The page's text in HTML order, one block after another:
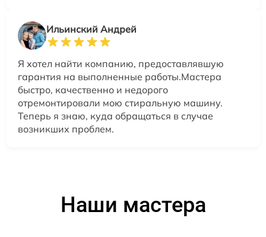
Ильинский Андрей
Я хотел найти компанию, предоставлявшую
гарантия на выполненные работы.Мастера
быстро, качественно и недорого
отремонтировали мою стиральную машину.
Теперь я знаю, куда обращаться в случае
возникших проблем.
Наши мастера